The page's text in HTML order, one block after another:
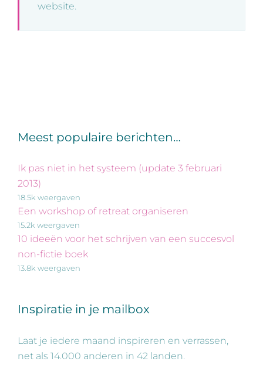
website.
Meest populaire berichten…
Ik pas niet in het systeem (update 3 februari
2013)
18.5k weergaven
Een workshop of retreat organiseren
15.2k weergaven
10 ideeën voor het schrijven van een succesvol
non-fictie boek
13.8k weergaven
Inspiratie in je mailbox
Laat je iedere maand inspireren en verrassen,
net als 14.000 anderen in 42 landen.